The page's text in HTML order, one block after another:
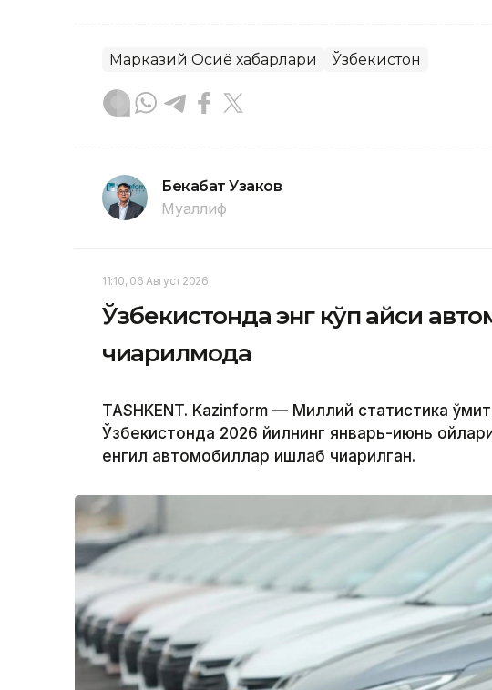
Марказий Осиё хабарлари Ўзбекистон
Бекабат Узаков
Муаллиф
11:10, 06 Август 2026
Ўзбекистонда энг кўп қайси
чиқарилмоқда
TASHKENT. Kazinform — Миллий статистика
Ўзбекистонда 2026 йилнинг январь-июнь
енгил автомобиллар ишлаб чиқарилган.